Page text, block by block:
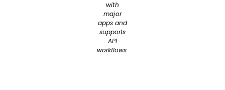
with
major
apps and
supports
API
workflows.